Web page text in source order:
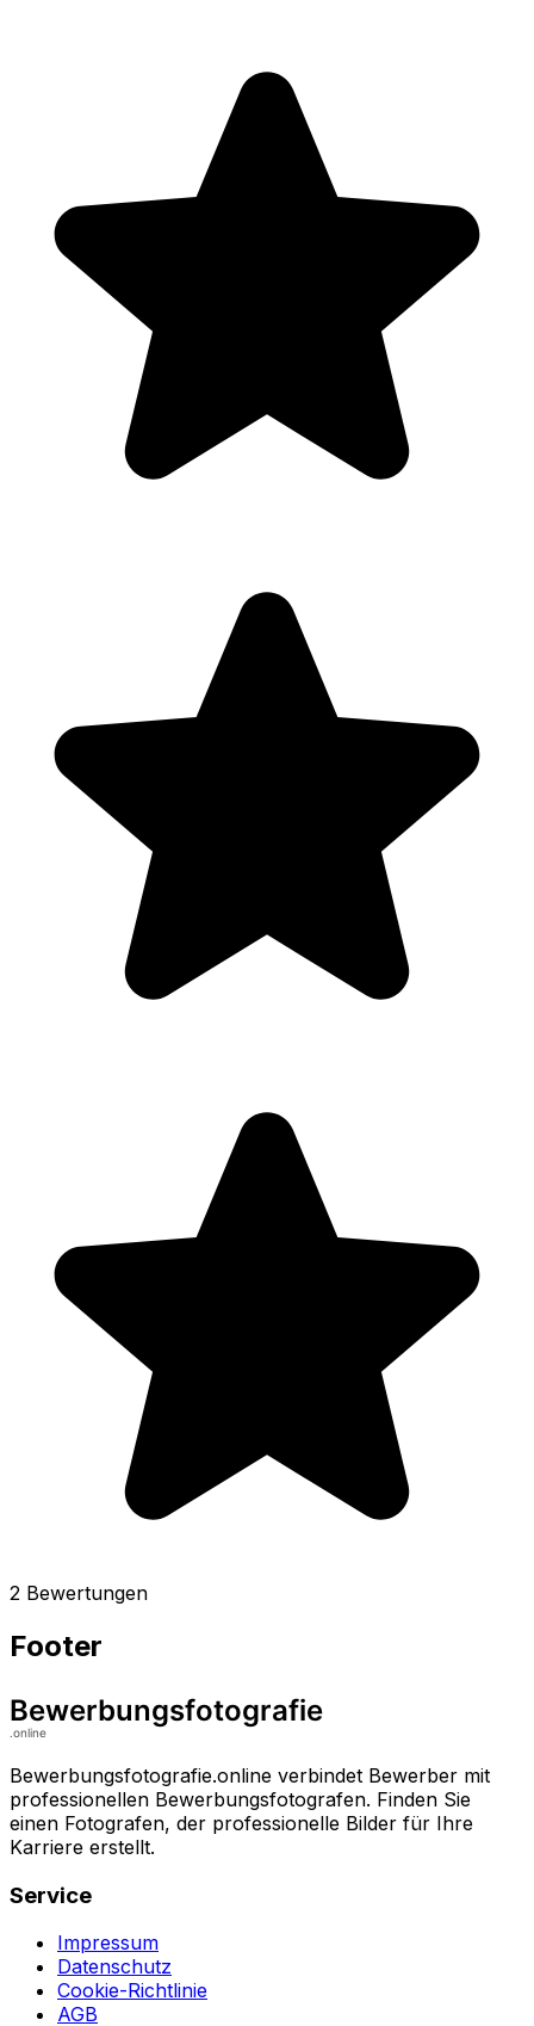
2 Bewertungen
Footer
Bewerbungsfotografie.online verbindet Bewerber mit
professionellen Bewerbungsfotografen. Finden Sie
einen Fotografen, der professionelle Bilder für Ihre
Karriere erstellt.
Service
Impressum
Datenschutz
Cookie-Richtlinie
AGB